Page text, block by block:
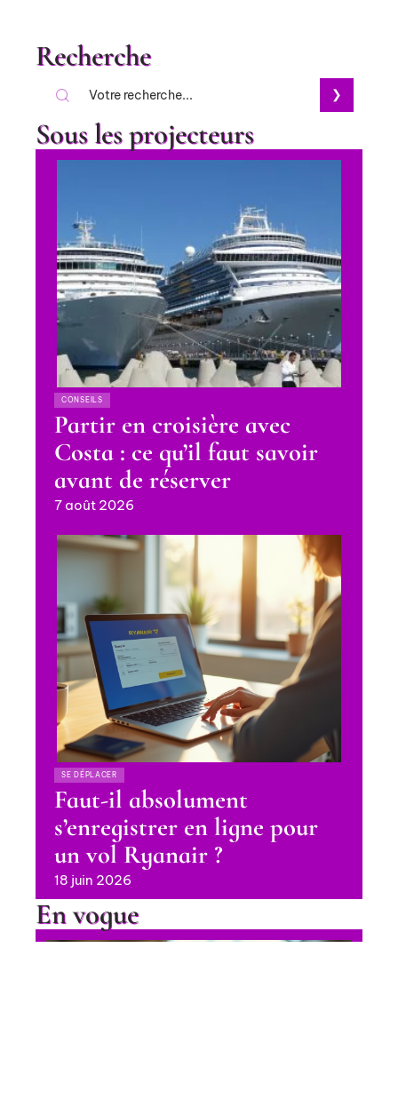
Recherche
Sous les projecteurs
CONSEILS
Partir en croisière avec
Costa : ce qu’il faut savoir
avant de réserver
7 août 2026
SE DÉPLACER
Faut-il absolument
s’enregistrer en ligne pour
un vol Ryanair ?
18 juin 2026
En vogue